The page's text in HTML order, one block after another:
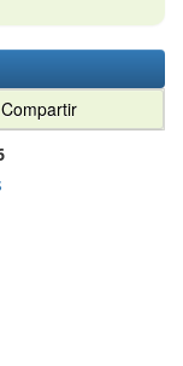
Compartir